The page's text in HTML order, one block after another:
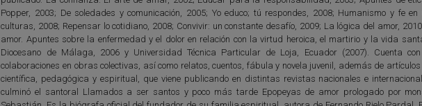
Popper, 2003; De soledades y comunicación, 2005; Yo educo; tú respondes, 2008; Humanismo y fe
culturas, 2008; Repensar lo cotidiano, 2008; Convivir: un constante desafío, 2009; La lógica del amor,
amor. Apuntes sobre la enfermedad y el dolor en relación con la virtud heroica, el martirio y la vida
Diocesano de Málaga, 2006 y Universidad Técnica Particular de Loja, Ecuador (2007). Cuenta con
colaboraciones en obras colectivas, así como relatos, cuentos, fábula y novela juvenil, además de
científica, pedagógica y espiritual, que viene publicando en distintas revistas nacionales e
culminó el santoral Llamados a ser santos y poco más tarde Epopeyas de amor prologado por